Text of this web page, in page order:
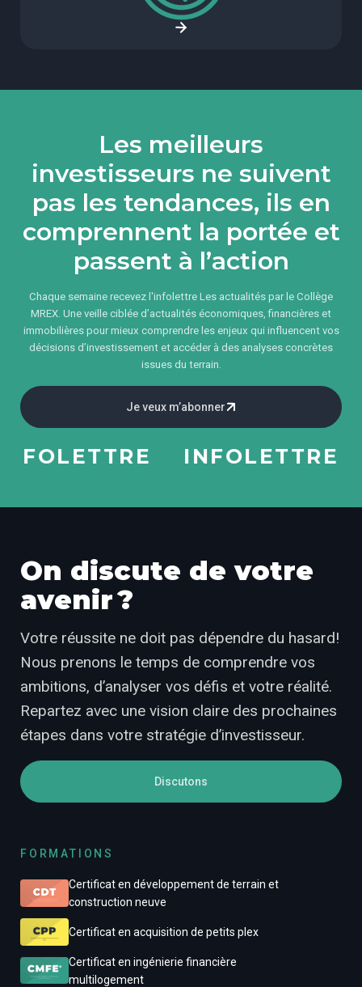
Les meilleurs
investisseurs ne suivent
pas les tendances, ils en
comprennent la portée et
passent à l’action
Chaque semaine recevez l'infolettre Les actualités par le Collège
MREX. Une veille ciblée d’actualités économiques, financières et
immobilières pour mieux comprendre les enjeux qui influencent vos
décisions d’investissement et accéder à des analyses concrètes
issues du terrain.
Je veux m’abonner
INFOLETTRE
On discute de votre
avenir ?
Votre réussite ne doit pas dépendre du hasard!
Nous prenons le temps de comprendre vos
ambitions, d’analyser vos défis et votre réalité.
Repartez avec une vision claire des prochaines
étapes dans votre stratégie d’investisseur.
Discutons
FORMATIONS
Certificat en développement de terrain et
construction neuve
Certificat en acquisition de petits plex
Certificat en ingénierie financière
multilogement